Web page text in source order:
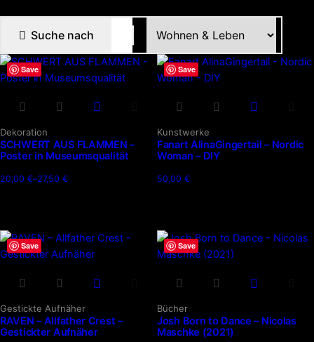
Suche nach
Save
Dieses
Produkt
weist
mehrere
Varianten
Optionen
können
auf
gewählt
werden
Dekoration
SCHWERT AUS FLAMMEN –
Poster in Museumsqualität
20,00 €–27,50 €
Preisspanne:
Save
Kunstwerke
Fanart AlinaGingertail – Nordic
Woman – DIY
50,00 €
Save
Gestickte Aufnäher
RAVEN – Allfather Crest –
Gestickter Aufnäher
Save
Bücher
Josh Born to Dance – Nicolas
Maschke (2021)